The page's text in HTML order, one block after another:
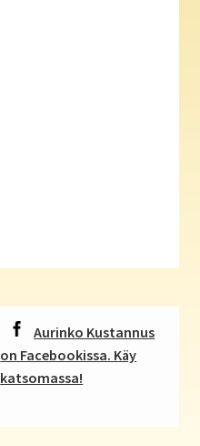
Aurinko Kustannus
on Facebookissa. Käy
katsomassa!